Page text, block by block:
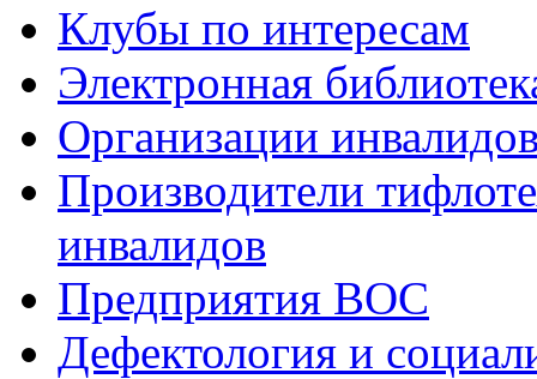
Клубы по интересам
Электронная
Организации
Производители
инвалидов
Предприятия ВОС
Дефектология и